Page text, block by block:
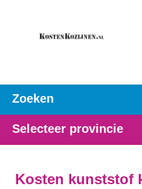
Zoeken
Selecteer provincie
Kosten kunststof